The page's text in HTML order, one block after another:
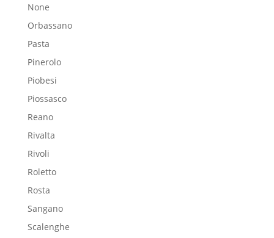
None
Orbassano
Pasta
Pinerolo
Piobesi
Piossasco
Reano
Rivalta
Rivoli
Roletto
Rosta
Sangano
Scalenghe